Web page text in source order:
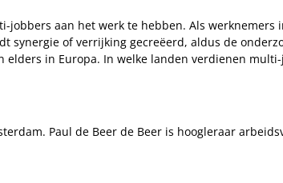
aan het werk te hebben. Als
synergie of verrijking gecreëerd, aldus de
in Europa. In welke landen verdienen
Paul de Beer de Beer is hoogleraar